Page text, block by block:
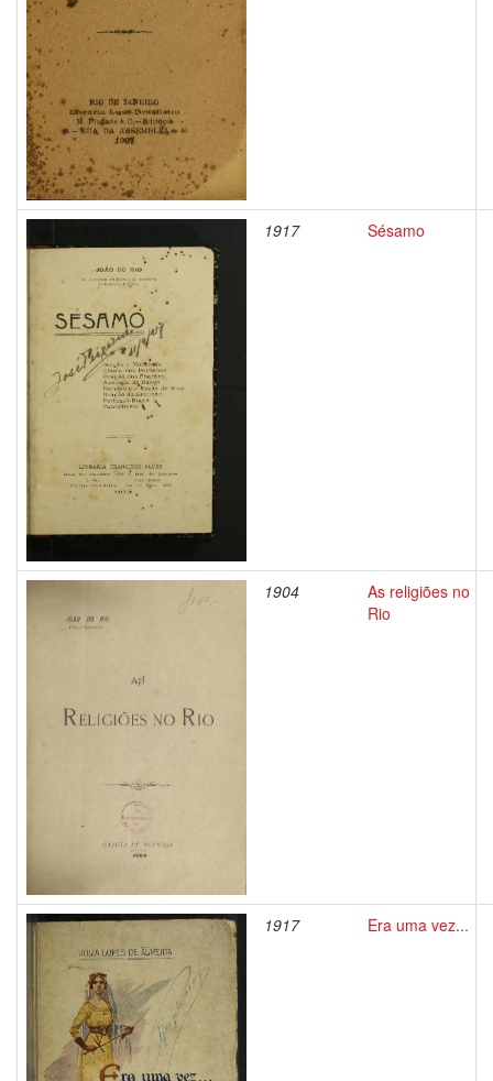
1917 Sésamo
1904
As religiões no
Rio
1917 Era uma vez...